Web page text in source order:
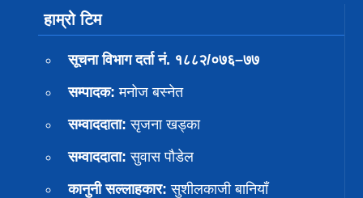
हाम्रो टिम
सूचना विभाग दर्ता नं. १८८२/०७६–७७
सम्पादक: मनोज बस्नेत
सम्वाददाता: सृजना खड्का
सम्वाददाता: सुवास पाैडेल
कानुनी सल्लाहकार: सुशीलकाजी बानियाँ